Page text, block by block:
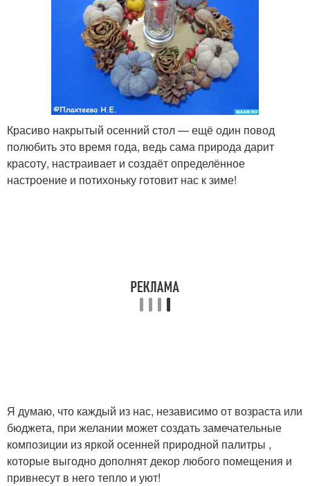
Красиво накрытый осенний стол — ещё один повод
полюбить это время года, ведь сама природа дарит
красоту, настраивает и создаёт определённое
настроение и потихоньку готовит нас к зиме!
Я думаю, что каждый из нас, независимо от возраста или
бюджета, при желании может создать замечательные
композиции из яркой осенней природной палитры ,
которые выгодно дополнят декор любого помещения и
привнесут в него тепло и уют!